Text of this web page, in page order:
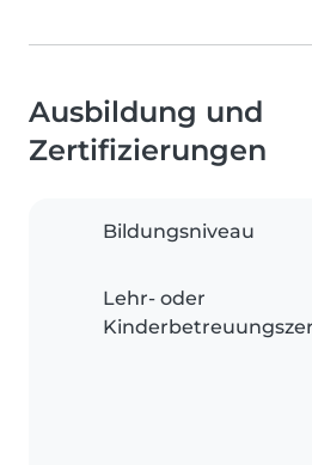
Ausbildung und
Zertifizierungen
Bildungsniveau
Lehr- oder